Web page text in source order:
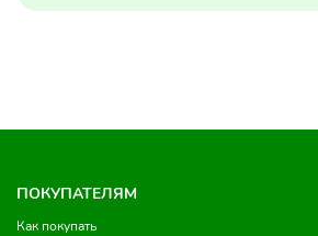
ПОКУПАТЕЛЯМ
Как покупать